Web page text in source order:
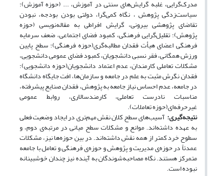
مدرک‌گرایی، غلبه گرایش‌های سنتی در آموزش، ... (حوزه آموزش)؛
سیاست‌زدگی پژوهش ، نگاه کمی‌گرا، دولتی بودن بودجه‌، نبودن
تقاضای پژوهشی بیرونی، گرایش افراطی به مقاله‌نویسی (حوزه
پژوهش)؛ تقلیل‌گرایی فرهنگی، کمبود فضای اجتماعی، ضعف سرمایه
فرهنگی اعضای هیأت فقدان مطالبه‌گری(حوزه فرهنگی)؛ سطح پایین
ورزش همگانی، فقر نسبی دانشجویان، کمبود فضای عمومی دانشجویی،
مشکلات تعاملی کارمندان، عدم اعتماد دانشجویان(حوزه دانشجویی)؛
فقدان نگرش مثبت به علم در جامعه و سازمان‌ها، افت جایگاه دانشگاه
در جامعه، عدم احساس نیاز جامعه به پژوهش، فقدان صنایع پیشرفته،
مناسبات نادرست تعاملی، کارمندسالاری، روابط عمومی
غیرحرفه‌ای(حوزه تعاملات).
نتیجه‌گیری: آسیب‌های سطح کلان نقش مهم‌تری در ایجاد وضعیت فعلی
به عهده داشته‌اند. موانع و مشکلات سطح میانی در مرتبه‌ی دوم، و
سطوح خرد کمتر از همه نقش داشته‌اند. در بین حوزه‌ها نیز، مشکلات
عمدتاً در حوزه‌ی مدیریت و پژوهش و حوزه‌ی فرهنگی و تعامل با جامعه
متمرکز هستند. نگاه مصاحبه‌شوندگان به آینده نیز چندان خوشبینانه
نبوده است.